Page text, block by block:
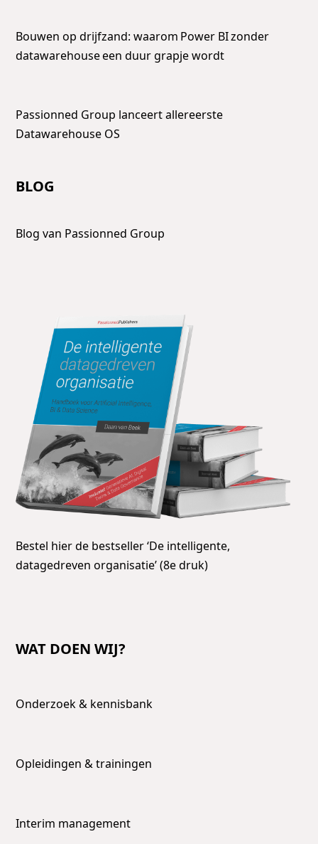
Bouwen op drijfzand: waarom Power BI zonder
datawarehouse een duur grapje wordt
Passionned Group lanceert allereerste
Datawarehouse OS
BLOG
Blog van Passionned Group
Bestel hier de bestseller ‘De intelligente,
datagedreven organisatie’ (8e druk)
WAT DOEN WIJ?
Onderzoek & kennisbank
Opleidingen & trainingen
Interim management